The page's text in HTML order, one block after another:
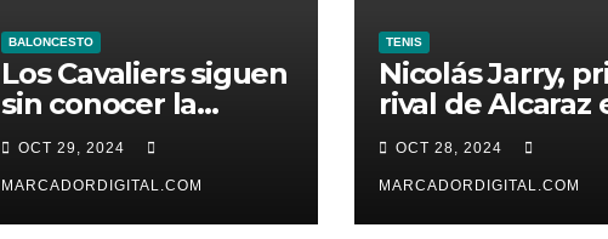
BALONCESTO
Los Cavaliers siguen
sin conocer la
derrota en Nueva
York
OCT 29, 2024
MARCADORDIGITAL.COM
TENIS
Nicolás Jarry,
rival de Alcaraz
París
OCT 28, 2024
MARCADORDIGITAL.COM